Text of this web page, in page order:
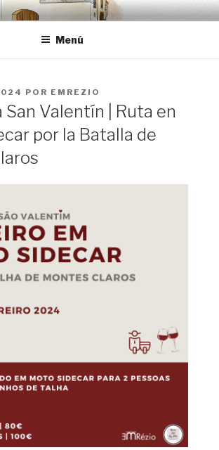
de Borba
Menú
POR EMREZIO
San Valentín | Ruta en
por la Batalla de